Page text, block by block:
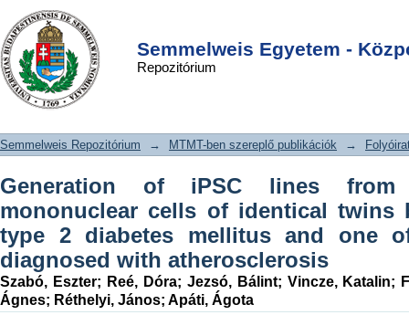
Semmelweis Egyetem -
Repozitórium
Generation of iPSC lines from
peripheral blood mononuclear cells of
identical twins both suffering from
type 2 diabetes mellitus and one of
atherosclerosis
DSpace/Manakin Repository
Semmelweis Repozitórium → MTMT-ben szereplő publikációk →
Generation of iPSC lines from
mononuclear cells of identical twins
type 2 diabetes mellitus and one
diagnosed with atherosclerosis
Szabó, Eszter; Reé, Dóra; Jezsó, Bálint; Vincze, Katalin;
Ágnes; Réthelyi, János; Apáti, Ágota